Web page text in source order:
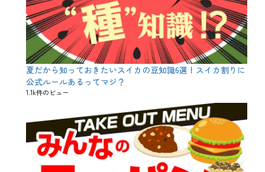
夏だから知っておきたいスイカの豆知識6選！スイカ割りに
公式ルールあるってマジ？
1.1k件のビュー